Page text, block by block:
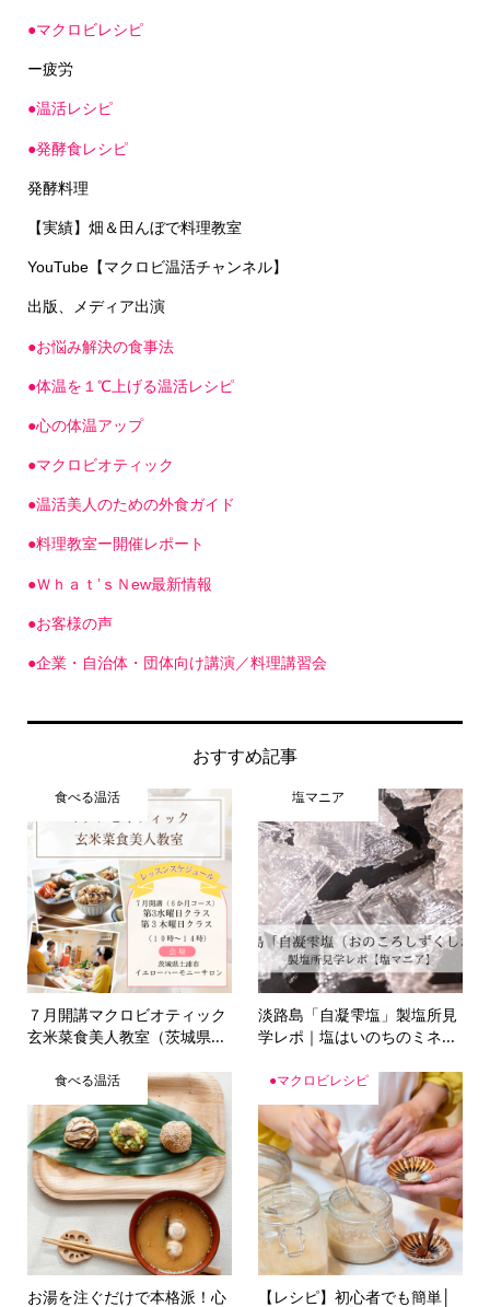
●マクロビレシピ
ー疲労
●温活レシピ
●発酵食レシピ
発酵料理
【実績】畑＆田んぼで料理教室
YouTube【マクロビ温活チャンネル】
出版、メディア出演
●お悩み解決の食事法
●体温を１℃上げる温活レシピ
●心の体温アップ
●マクロビオティック
●温活美人のための外食ガイド
●料理教室ー開催レポート
●Ｗｈａｔ’ｓＮew最新情報
●お客様の声
●企業・自治体・団体向け講演／料理講習会
おすすめ記事
食べる温活
７月開講マクロビオティック
玄米菜食美人教室（茨城県...
塩マニア
淡路島「自凝雫塩」製塩所見
学レポ｜塩はいのちのミネ...
食べる温活
お湯を注ぐだけで本格派！心
●マクロビレシピ
【レシピ】初心者でも簡単│